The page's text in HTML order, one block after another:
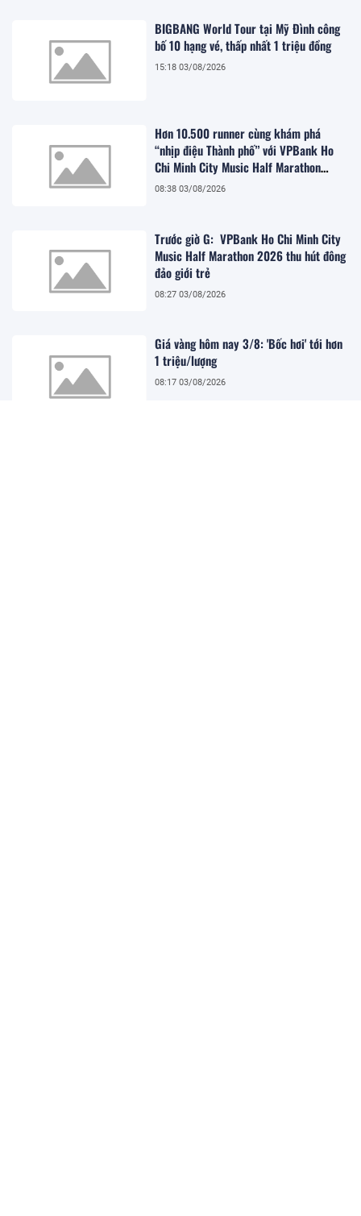
BIGBANG World Tour tại Mỹ Đình công
bố 10 hạng vé, thấp nhất 1 triệu đồng
15:18 03/08/2026
Hơn 10.500 runner cùng khám phá
“nhịp điệu Thành phố” với VPBank Ho
Chi Minh City Music Half Marathon
2026
08:38 03/08/2026
Trước giờ G: VPBank Ho Chi Minh City
Music Half Marathon 2026 thu hút đông
đảo giới trẻ
08:27 03/08/2026
Giá vàng hôm nay 3/8: 'Bốc hơi' tới hơn
1 triệu/lượng
08:17 03/08/2026